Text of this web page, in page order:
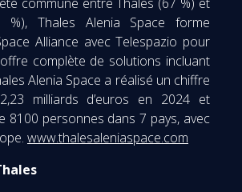
%), Thales Alenia Space forme
Alliance avec Telespazio pour
complète de solutions incluant
Alenia Space a réalisé un chiffre
milliards d’euros en 2024 et
8100 personnes dans 7 pays, avec
www.thalesaleniaspace.com